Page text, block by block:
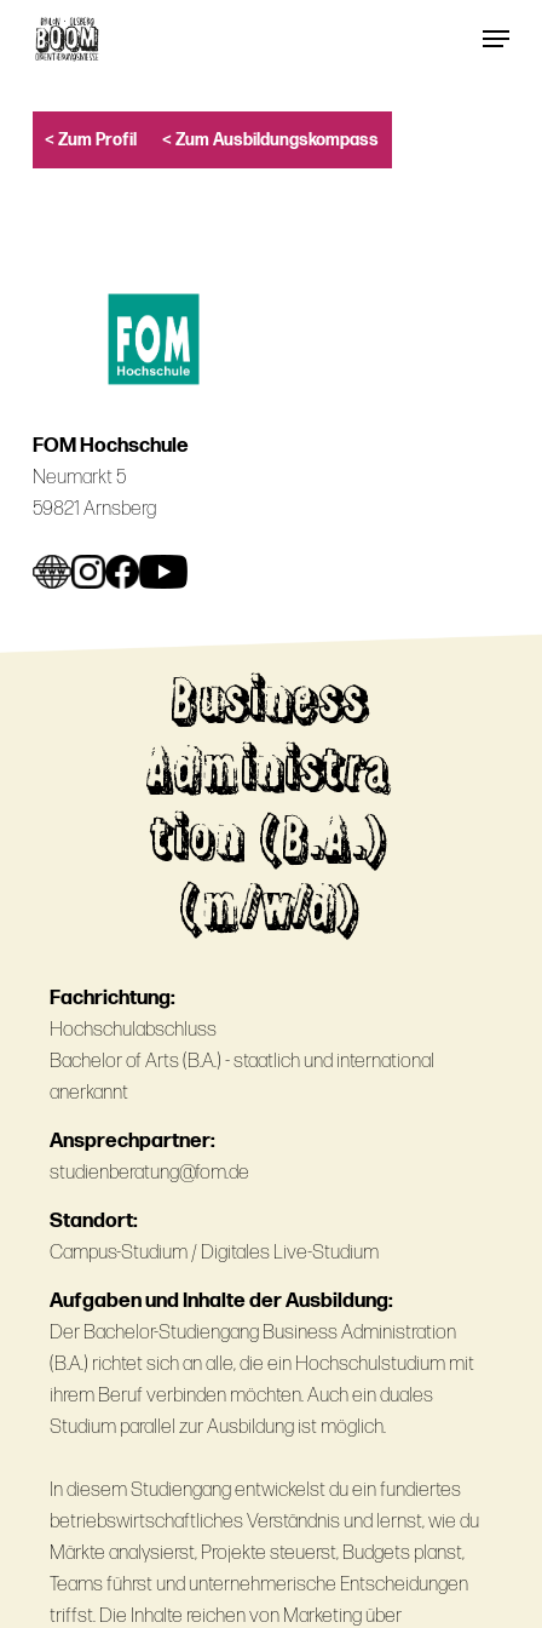
content
Menu
< Zum Profil < Zum Ausbildungskompass
FOM Hochschule
Neumarkt 5
59821 Arnsberg
Business
Administra
tion (B.A.)
(m/w/d)
Fachrichtung:
Hochschulabschluss
Bachelor of Arts (B.A.) - staatlich und international
anerkannt
Ansprechpartner:
studienberatung@fom.de
Standort:
Campus-Studium / Digitales Live-Studium
Aufgaben und Inhalte der Ausbildung:
Der Bachelor-Studiengang Business Administration
(B.A.) richtet sich an alle, die ein Hochschulstudium mit
ihrem Beruf verbinden möchten. Auch ein duales
Studium parallel zur Ausbildung ist möglich.
In diesem Studiengang entwickelst du ein fundiertes
betriebswirtschaftliches Verständnis und lernst, wie du
Märkte analysierst, Projekte steuerst, Budgets planst,
Teams führst und unternehmerische Entscheidungen
triffst. Die Inhalte reichen von Marketing über